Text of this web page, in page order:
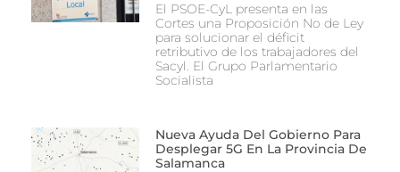
El PSOE-CyL presenta en las
Cortes una Proposición No de Ley
para solucionar el déficit
retributivo de los trabajadores del
Sacyl. El Grupo Parlamentario
Socialista
Nueva Ayuda Del Gobierno Para
Desplegar 5G En La Provincia De
Salamanca